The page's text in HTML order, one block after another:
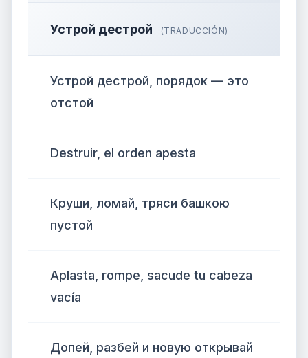
Устрой дестрой (TRADUCCIÓN)
Устрой дестрой, порядок — это
отстой
Destruir, el orden apesta
Круши, ломай, тряси башкою
пустой
Aplasta, rompe, sacude tu cabeza
vacía
Допей, разбей и новую открывай